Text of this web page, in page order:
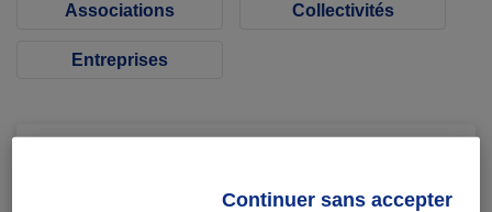
Associations Collectivités
Entreprises
Continuer sans accepter